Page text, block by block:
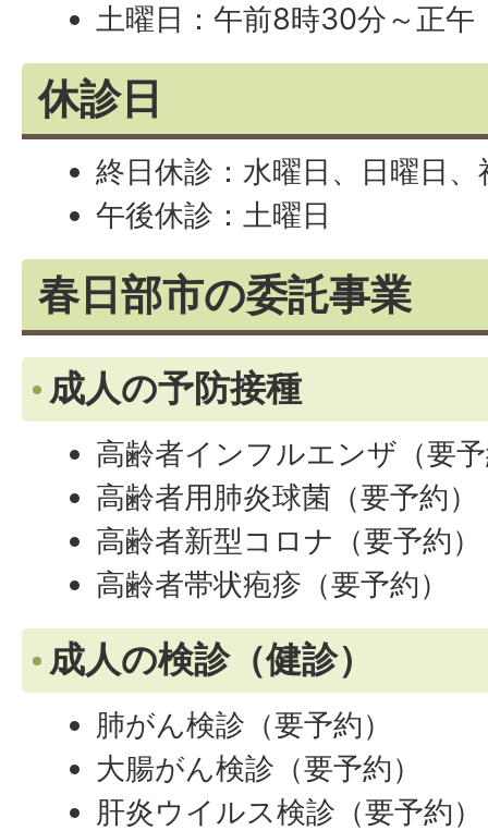
土曜日：午前8時30分～正午
休診日
終日休診：水曜日、日曜日、
午後休診：土曜日
春日部市の委託事業
成人の予防接種
高齢者インフルエンザ（要
高齢者用肺炎球菌（要予約）
高齢者新型コロナ（要予約）
高齢者帯状疱疹（要予約）
成人の検診（健診）
肺がん検診（要予約）
大腸がん検診（要予約）
肝炎ウイルス検診（要予約）